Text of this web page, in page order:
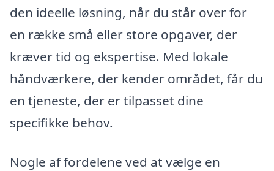
den ideelle løsning, når du står over for
en række små eller store opgaver, der
kræver tid og ekspertise. Med lokale
håndværkere, der kender området, får du
en tjeneste, der er tilpasset dine
specifikke behov.
Nogle af fordelene ved at vælge en